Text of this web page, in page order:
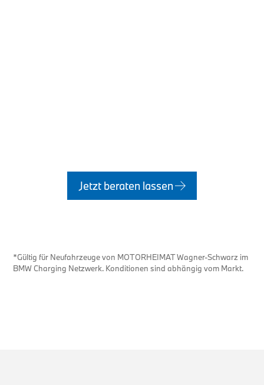
Jetzt beraten lassen
*Gültig für Neufahrzeuge von MOTORHEIMAT Wagner-Schwarz im
BMW Charging Netzwerk. Konditionen sind abhängig vom Markt.